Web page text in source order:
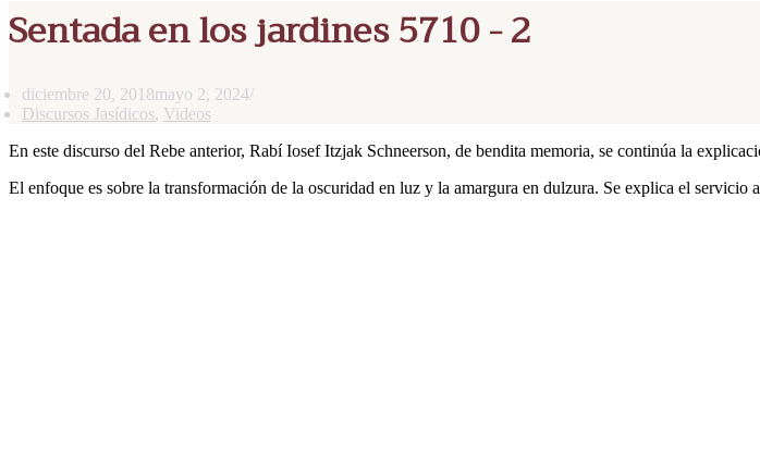
Sentada en los jardines 5710 - 2
diciembre 20, 2018mayo 2, 2024
Discursos Jasídicos, Videos
En este discurso del Rebe anterior, Rabí Iosef Itzjak Schneerson, de bendita memoria, se continúa la